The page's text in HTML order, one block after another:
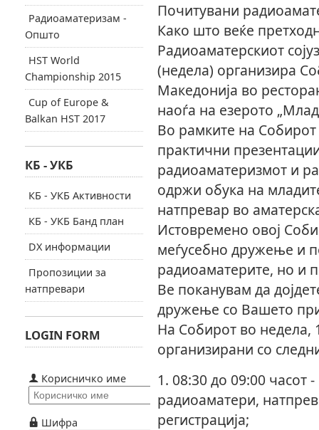
Почитувани
Како што веќе
Радиоаматерскиот
(недела) организира
Македонија во
наоѓа на езерото
Во рамките на Собирот
практични
радиоаматеризмот и
одржи обука на
натпревар во
Истовремено овој
меѓусебно дружење и
радиоаматерите, но и
Ве поканувам да
дружење со Вашето
На Собирот во недела,
организирани со
1. 08:30 до 09:00 часот
радиоаматери,
регистрација;
Радиоаматеризам -
Општо
HST World
Championship 2015
Cup of Europe &
Balkan HST 2017
КБ - УКБ
КБ - УКБ Активности
КБ - УКБ Банд план
DX информации
Пропозиции за
натпревари
LOGIN FORM
Корисничко име
Шифра